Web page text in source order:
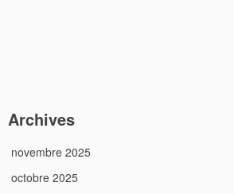
Archives
novembre 2025
octobre 2025